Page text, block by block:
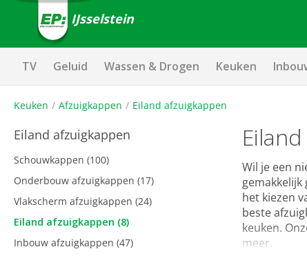
IJsselstein
TV Geluid Wassen & Drogen Keuken
Keuken Afzuigkappen Eiland afzuigkappen
Eiland afzuigkappen
Schouwkappen (100)
Onderbouw afzuigkappen (17)
Vlakscherm afzuigkappen (24)
Eiland afzuigkappen (8)
Inbouw afzuigkappen (47)
Wil je een
gemakkelijk
het kiezen
beste
keuken.
meer.